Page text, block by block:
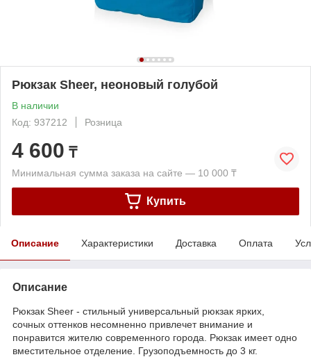
Рюкзак Sheer, неоновый голубой
В наличии
Код: 937212
Розница
4 600 ₸
Минимальная сумма заказа на сайте — 10 000 ₸
Купить
Описание Характеристики Доставка Оплата
Описание
Рюкзак Sheer - стильный универсальный рюкзак ярких,
сочных оттенков несомненно привлечет внимание и
понравится жителю современного города. Рюкзак имеет одно
вместительное отделение. Грузоподъемность до 3 кг.